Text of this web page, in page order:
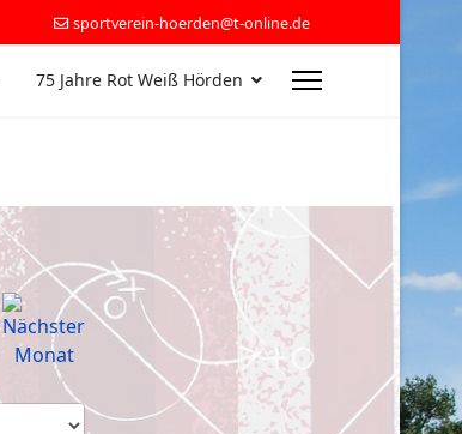
sportverein-hoerden@t-online.de
75 Jahre Rot Weiß Hörden